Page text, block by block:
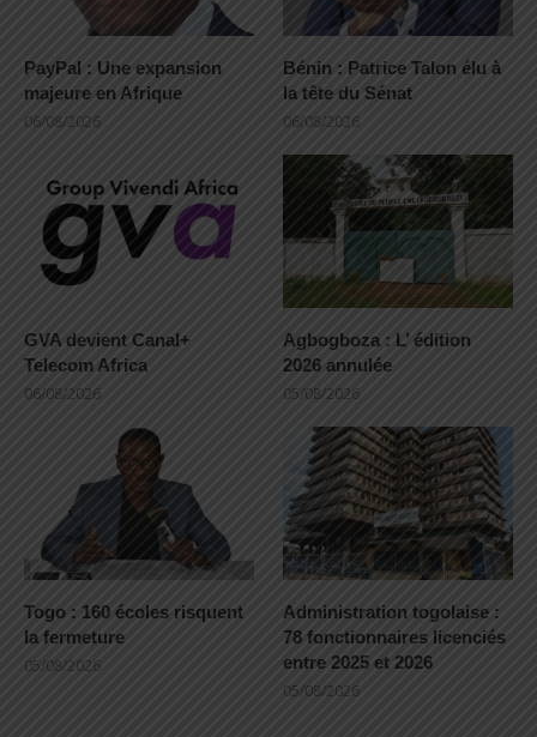
PayPal : Une expansion
majeure en Afrique
06/08/2026
Bénin : Patrice Talon élu à
la tête du Sénat
06/08/2026
GVA devient Canal+
Telecom Africa
06/08/2026
Agbogboza : L’ édition
2026 annulée
05/08/2026
Togo : 160 écoles risquent
la fermeture
05/08/2026
Administration togolaise :
78 fonctionnaires licenciés
entre 2025 et 2026
05/08/2026